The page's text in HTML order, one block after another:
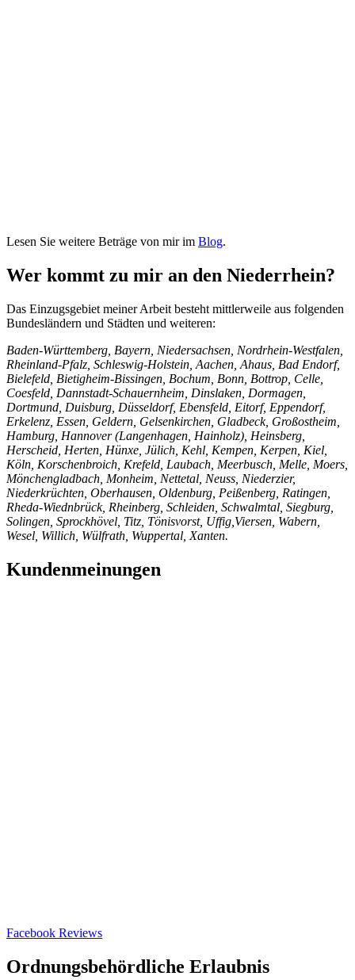
Lesen Sie weitere Beträge von mir im Blog.
Wer kommt zu mir an den Niederrhein?
Das Einzugsgebiet meiner Arbeit besteht mittlerweile aus folgenden
Bundesländern und Städten und weiteren:
Baden-Württemberg, Bayern, Niedersachsen, Nordrhein-Westfalen,
Rheinland-Pfalz, Schleswig-Holstein, Aachen, Ahaus, Bad Endorf,
Bielefeld, Bietigheim-Bissingen, Bochum, Bonn, Bottrop, Celle,
Coesfeld, Dannstadt-Schauernheim, Dinslaken, Dormagen,
Dortmund, Duisburg, Düsseldorf, Ebensfeld, Eitorf, Eppendorf,
Erkelenz, Essen, Geldern, Gelsenkirchen, Gladbeck, Großostheim,
Hamburg, Hannover (Langenhagen, Hainholz), Heinsberg,
Herscheid, Herten, Hünxe, Jülich, Kehl, Kempen, Kerpen, Kiel,
Köln, Korschenbroich, Krefeld, Laubach, Meerbusch, Melle, Moers,
Mönchengladbach, Monheim, Nettetal, Neuss, Niederzier,
Niederkrüchten, Oberhausen, Oldenburg, Peißenberg, Ratingen,
Rheda-Wiednbrück, Rheinberg, Schleiden, Schwalmtal, Siegburg,
Solingen, Sprockhövel, Titz, Tönisvorst, Uffig,Viersen, Wabern,
Wesel, Willich, Wülfrath, Wuppertal, Xanten.
Kundenmeinungen
Facebook Reviews
Ordnungsbehördliche Erlaubnis